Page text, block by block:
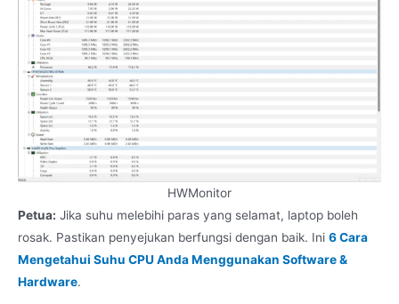
HWMonitor
Petua: Jika suhu melebihi paras yang selamat, laptop boleh
rosak. Pastikan penyejukan berfungsi dengan baik. Ini 6 Cara
Mengetahui Suhu CPU Anda Menggunakan Software &
Hardware.